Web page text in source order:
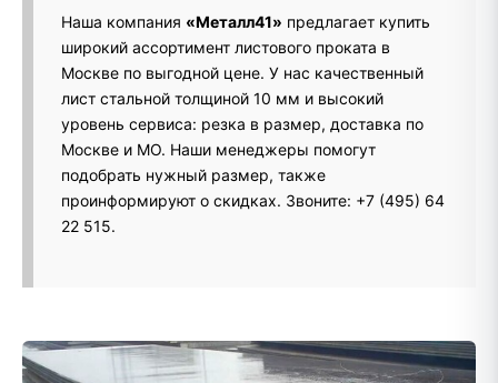
Наша компания «Металл41» предлагает купить
широкий ассортимент листового проката в
Москве по выгодной цене. У нас качественный
лист стальной толщиной 10 мм и высокий
уровень сервиса: резка в размер, доставка по
Москве и МО. Наши менеджеры помогут
подобрать нужный размер, также
проинформируют о скидках. Звоните: +7 (495) 64
22 515.